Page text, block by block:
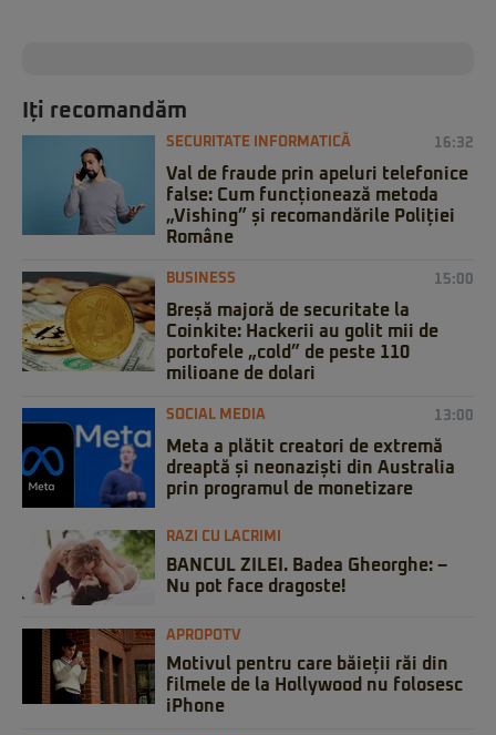
Iți recomandăm
SECURITATE INFORMATICĂ 16:32
Val de fraude prin apeluri telefonice
false: Cum funcționează metoda
„Vishing” și recomandările Poliției
Române
BUSINESS 15:00
Breșă majoră de securitate la
Coinkite: Hackerii au golit mii de
portofele „cold” de peste 110
milioane de dolari
SOCIAL MEDIA 13:00
Meta a plătit creatori de extremă
dreaptă și neonaziști din Australia
prin programul de monetizare
RAZI CU LACRIMI
BANCUL ZILEI. Badea Gheorghe: –
Nu pot face dragoste!
APROPOTV
Motivul pentru care băieții răi din
filmele de la Hollywood nu folosesc
iPhone